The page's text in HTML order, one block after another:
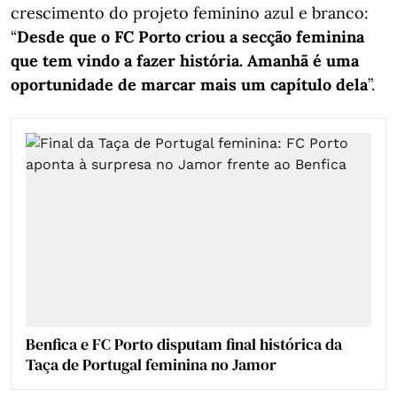
crescimento do projeto feminino azul e branco:
“Desde que o FC Porto criou a secção feminina
que tem vindo a fazer história. Amanhã é uma
oportunidade de marcar mais um capítulo dela”.
Benfica e FC Porto disputam final histórica da
Taça de Portugal feminina no Jamor